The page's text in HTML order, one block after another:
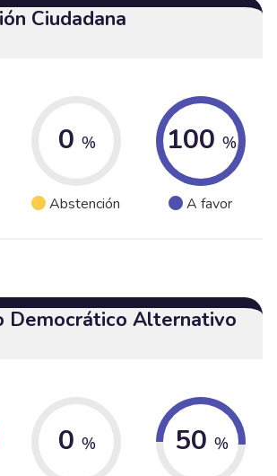
Ciudadana
0 %
Abstención
100 %
A favor
Democrático Alternativo
0 % 50 %